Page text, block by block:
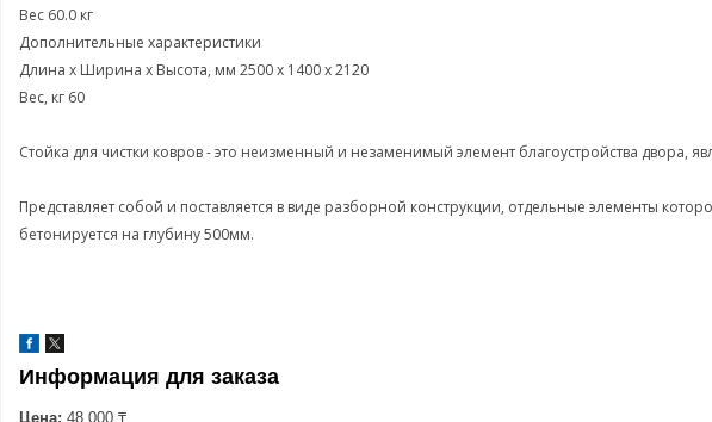
Вес 60.0 кг
Дополнительные характеристики
Длина х Ширина х Высота, мм 2500 х 1400 х 2120
Вес, кг 60
Стойка для чистки ковров - это неизменный и незаменимый элемент благоустройства
Представляет собой и поставляется в виде разборной конструкции, отдельные элементы
бетонируется на глубину 500мм.
Информация для заказа
Цена: 48 000 ₸